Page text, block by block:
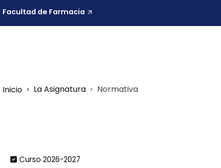
Facultad de Farmacia
Inicio La Asignatura Normativa
Curso 2026-2027